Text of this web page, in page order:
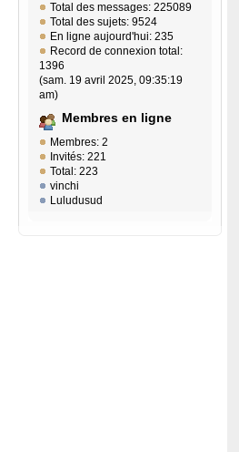
Total des messages: 225089
Total des sujets: 9524
En ligne aujourd'hui: 235
Record de connexion total:
1396
(sam. 19 avril 2025, 09:35:19
am)
Membres en ligne
Membres: 2
Invités: 221
Total: 223
vinchi
Luludusud